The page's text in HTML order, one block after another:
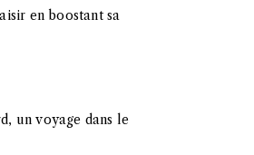
en boostant sa
un voyage dans le